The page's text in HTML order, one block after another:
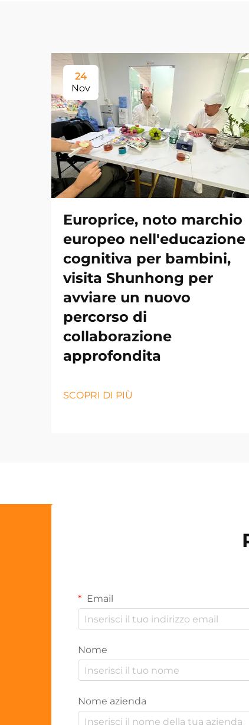
24
Nov
Europrice, noto marchio
europeo nell'educazione
cognitiva per bambini,
visita Shunhong per
avviare un nuovo
percorso di
collaborazione
approfondita
SCOPRI DI PIÙ
Email
Nome
Nome azienda